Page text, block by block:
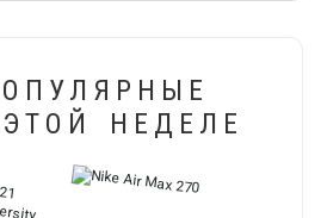
НЕДЕЛЕ